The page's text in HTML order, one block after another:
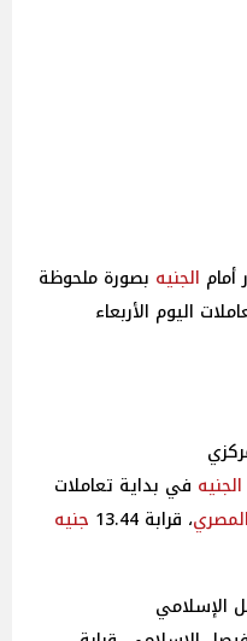
أمام الجنيه بصورة ملحوظة
اليوم الأربعاء
الجنيه في بداية تعاملات
المصري، قرابة 13.44
جنيه
الإسلامي